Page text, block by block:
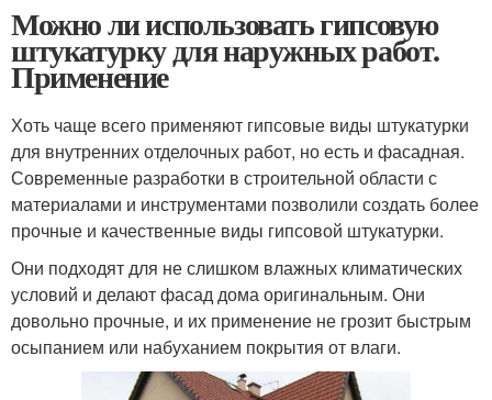
Можно ли использовать гипсовую
штукатурку для наружных работ.
Применение
Хоть чаще всего применяют гипсовые виды штукатурки
для внутренних отделочных работ, но есть и фасадная.
Современные разработки в строительной области с
материалами и инструментами позволили создать более
прочные и качественные виды гипсовой штукатурки.
Они подходят для не слишком влажных климатических
условий и делают фасад дома оригинальным. Они
довольно прочные, и их применение не грозит быстрым
осыпанием или набуханием покрытия от влаги.